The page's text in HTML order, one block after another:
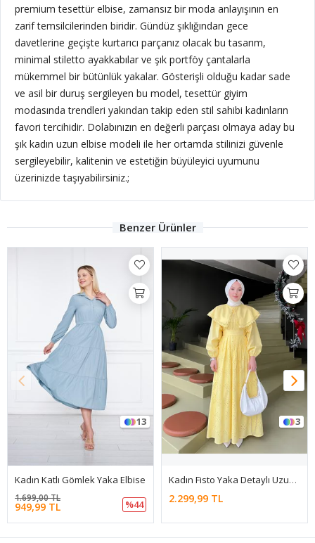
premium tesettür elbise, zamansız bir moda anlayışının en
zarif temsilcilerinden biridir. Gündüz şıklığından gece
davetlerine geçişte kurtarıcı parçanız olacak bu tasarım,
minimal stiletto ayakkabılar ve şık portföy çantalarla
mükemmel bir bütünlük yakalar. Gösterişli olduğu kadar sade
ve asil bir duruş sergileyen bu model, tesettür giyim
modasında trendleri yakından takip eden stil sahibi kadınların
favori tercihidir. Dolabınızın en değerli parçası olmaya aday bu
şık kadın uzun elbise modeli ile her ortamda stilinizi güvenle
sergileyebilir, kalitenin ve estetiğin büyüleyici uyumunu
üzerinizde taşıyabilirsiniz.;
Benzer Ürünler
13
Kadın Katlı Gömlek Yaka Elbise
949,99 TL
1.699,00 TL
%44
3
Kadın Fisto Yaka Detaylı Uzun Sarı Tesettür Elbise
2.299,99 TL